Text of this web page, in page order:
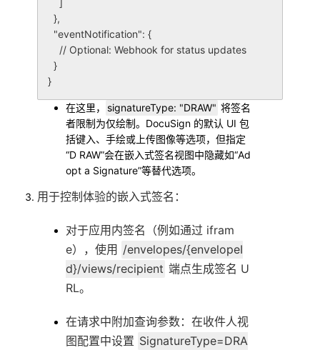
在这里， signatureType: "DRAW" 将签名
者限制为仅绘制。DocuSign 的默认 UI 包
括键入、手绘或上传图像等选项，但指定
“D RAW”会在嵌入式签名视图中隐藏如“Ad
opt a Signature”等替代选项。
用于控制体验的嵌入式签名 ：
对于应用内签名（例如通过 ifram
e），使用 /envelopes/{envelopeI
d}/views/recipient 端点生成签名 U
RL。
在请求中附加查询参数：在收件人视
图配置中设置 SignatureType=DRA